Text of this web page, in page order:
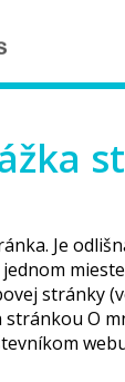
Je
stránky
stránkou O